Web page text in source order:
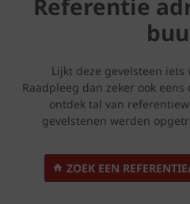
Referentie
Lijkt deze gevelsteen
Raadpleeg dan zeker ook
ontdek tal van
gevelstenen werden
ZOEK EEN